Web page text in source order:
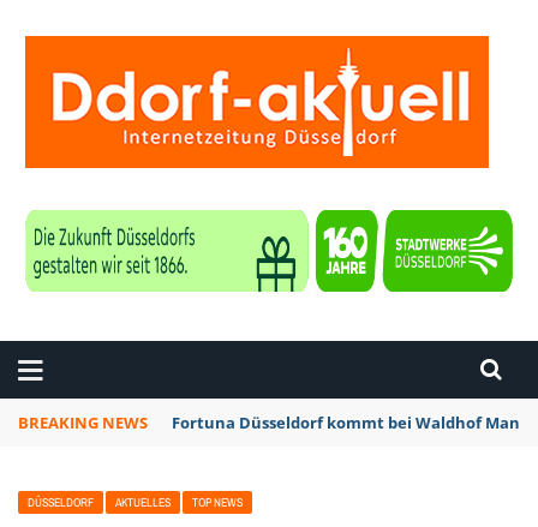
BREAKING NEWS Fortuna Düsseldorf kommt bei Waldhof
DÜSSELDORF AKTUELLES TOP NEWS